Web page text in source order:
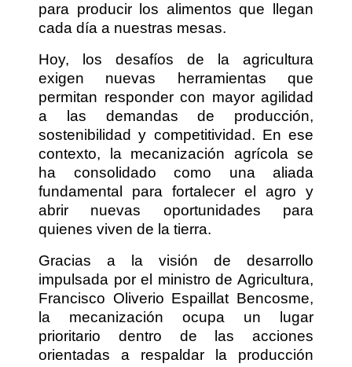
para producir los alimentos que llegan
cada día a nuestras mesas.
Hoy, los desafíos de la agricultura
exigen nuevas herramientas que
permitan responder con mayor agilidad
a las demandas de producción,
sostenibilidad y competitividad. En ese
contexto, la mecanización agrícola se
ha consolidado como una aliada
fundamental para fortalecer el agro y
abrir nuevas oportunidades para
quienes viven de la tierra.
Gracias a la visión de desarrollo
impulsada por el ministro de Agricultura,
Francisco Oliverio Espaillat Bencosme,
la mecanización ocupa un lugar
prioritario dentro de las acciones
orientadas a respaldar la producción